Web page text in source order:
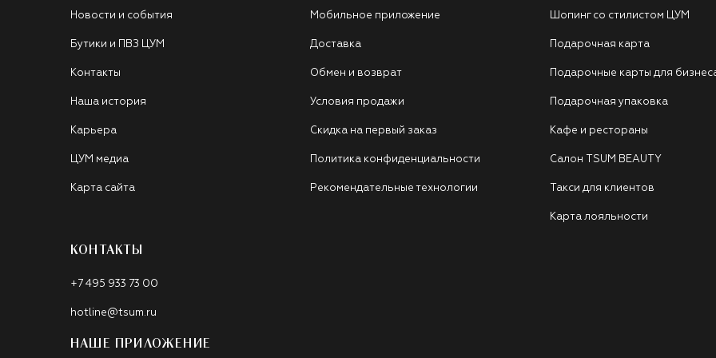
Новости и события
Бутики и ПВЗ ЦУМ
Контакты
Наша история
Карьера
ЦУМ медиа
Карта сайта
Мобильное приложение
Доставка
Обмен и возврат
Условия продажи
Скидка на первый заказ
Политика конфиденциальности
Рекомендательные технологии
Шопинг со стилистом ЦУМ
Подарочная карта
Подарочные карты для
Подарочная упаковка
Кафе и рестораны
Салон TSUM BEAUTY
Такси для клиентов
Карта лояльности
КОНТАКТЫ
+7 495 933 73 00
hotline@tsum.ru
НАШЕ ПРИЛОЖЕНИЕ